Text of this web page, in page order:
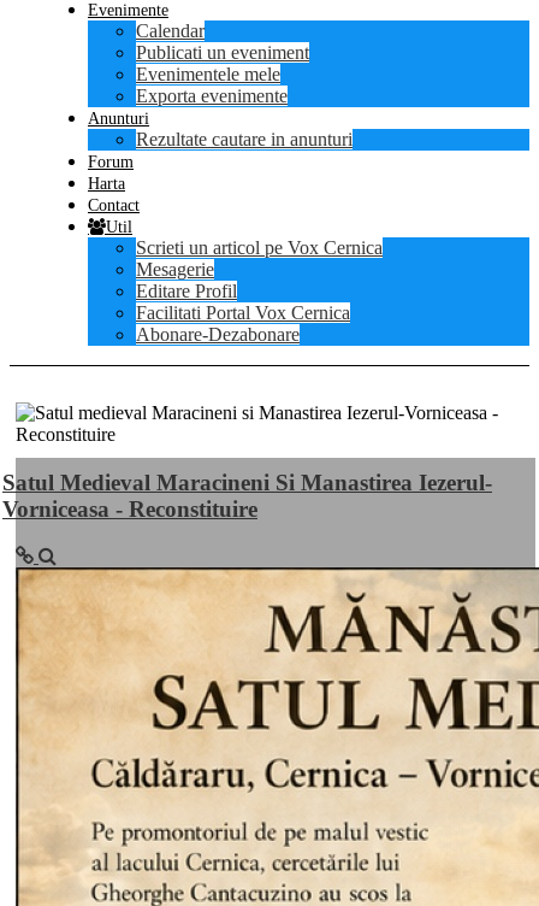
Evenimente
Calendar
Publicati un eveniment
Evenimentele mele
Exporta evenimente
Anunturi
Rezultate cautare in anunturi
Forum
Harta
Contact
Util
Scrieti un articol pe Vox Cernica
Mesagerie
Editare Profil
Facilitati Portal Vox Cernica
Abonare-Dezabonare
Satul Medieval Maracineni Si Manastirea Iezerul-
Vorniceasa - Reconstituire